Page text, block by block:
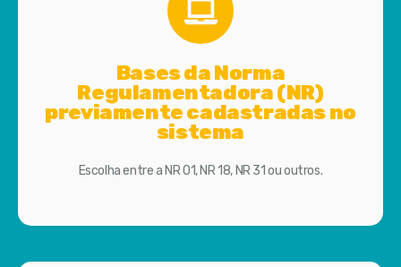
Bases da Norma
Regulamentadora (NR)
previamente cadastradas no
sistema
Escolha entre a NR 01, NR 18, NR 31 ou outros.